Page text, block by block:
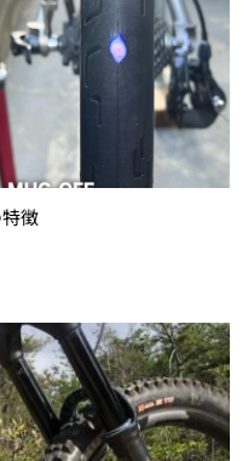
徴